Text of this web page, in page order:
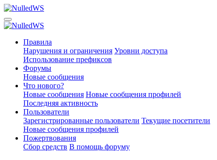
Правила
Нарушения и ограничения Уровни доступа
Использование префиксов
Форумы
Новые сообщения
Что нового?
Новые сообщения Новые сообщения профилей
Последняя активность
Пользователи
Зарегистрированные пользователи Текущие посетители
Новые сообщения профилей
Пожертвования
Сбор средств В помощь форуму